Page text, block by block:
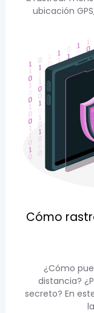
ubicación
Cómo
¿Cómo
distancia?
secreto? En